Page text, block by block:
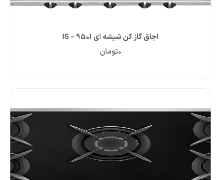
اجاق گاز کن شیشه ای IS – 9501
0تومان